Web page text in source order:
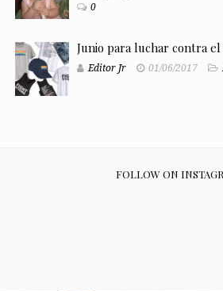
0
Junio para luchar contra
Editor Jr 01/06/2017
FOLLOW ON